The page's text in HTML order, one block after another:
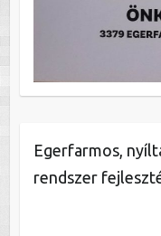
Egerfarmos,
rendszer